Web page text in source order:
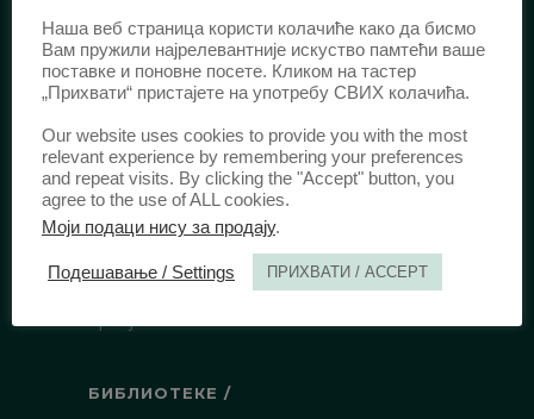
еISSN:2406-2693(Онлајн издање)
DOI:10.51204/Anali_PFBU_1906
ИЗДАВАЧ /
Правни факултет Универзитета у
Београду
Булевар краља Александра 67
11000 Београд
БИБЛИОТЕКЕ /
Наша веб страница користи колачиће како да бисмо
Вам пружили најрелевантније искуство памтећи ваше
поставке и поновне посете. Кликом на тастер
„Прихвати“ пристајете на употребу СВИХ колачића.
Our website uses cookies to provide you with the most
relevant experience by remembering your preferences
and repeat visits. By clicking the "Accept" button, you
agree to the use of ALL cookies.
Моји подаци нису за продају.
Подешавање / Settings ПРИХВАТИ / ACCEPT